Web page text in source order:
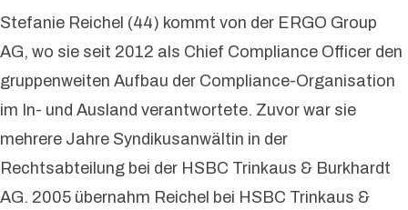
Stefanie Reichel (44) kommt von der ERGO Group
AG, wo sie seit 2012 als Chief Compliance Officer den
gruppenweiten Aufbau der Compliance-Organisation
im In- und Ausland verantwortete. Zuvor war sie
mehrere Jahre Syndikusanwältin in der
Rechtsabteilung bei der HSBC Trinkaus & Burkhardt
AG. 2005 übernahm Reichel bei HSBC Trinkaus &